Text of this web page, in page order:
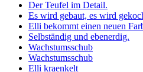
Der Teufel im Detail.
Es wird gebaut, es wird
Elli bekommt einen neuen
Selbständig und ebenerdig.
Wachstumsschub
Wachstumsschub
Elli kraenkelt